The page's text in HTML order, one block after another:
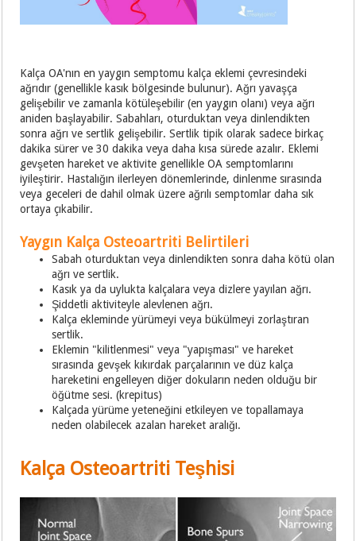
Kalça OA'nın en yaygın semptomu kalça eklemi çevresindeki
ağrıdır (genellikle kasık bölgesinde bulunur). Ağrı yavaşça
gelişebilir ve zamanla kötüleşebilir (en yaygın olanı) veya ağrı
aniden başlayabilir. Sabahları, oturduktan veya dinlendikten
sonra ağrı ve sertlik gelişebilir. Sertlik tipik olarak sadece birkaç
dakika sürer ve 30 dakika veya daha kısa sürede azalır. Eklemi
gevşeten hareket ve aktivite genellikle OA semptomlarını
iyileştirir. Hastalığın ilerleyen dönemlerinde, dinlenme sırasında
veya geceleri de dahil olmak üzere ağrılı semptomlar daha sık
ortaya çıkabilir.
Yaygın Kalça Osteoartriti Belirtileri
Sabah oturduktan veya dinlendikten sonra daha kötü olan
ağrı ve sertlik.
Kasık ya da uylukta kalçalara veya dizlere yayılan ağrı.
Şiddetli aktiviteyle alevlenen ağrı.
Kalça ekleminde yürümeyi veya bükülmeyi zorlaştıran
sertlik.
Eklemin "kilitlenmesi" veya "yapışması" ve hareket
sırasında gevşek kıkırdak parçalarının ve düz kalça
hareketini engelleyen diğer dokuların neden olduğu bir
öğütme sesi. (krepitus)
Kalçada yürüme yeteneğini etkileyen ve topallamaya
neden olabilecek azalan hareket aralığı.
Kalça Osteoartriti Teşhisi